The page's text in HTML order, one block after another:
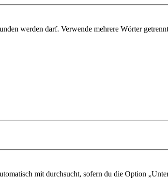
werden darf. Verwende mehrere Wörter
mit durchsucht, sofern du die Option